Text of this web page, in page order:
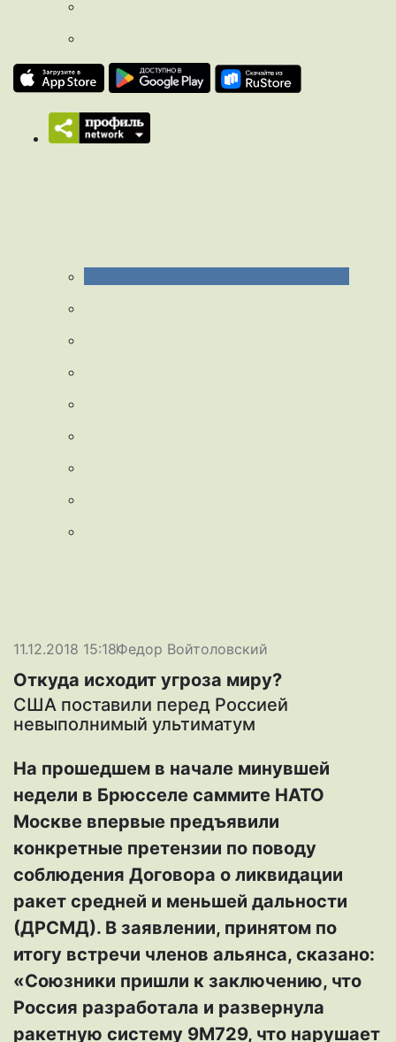
11.12.2018 15:18Федор Войтоловский
Откуда исходит угроза миру?
США поставили перед Россией
невыполнимый ультиматум
На прошедшем в начале минувшей
недели в Брюсселе саммите НАТО
Москве впервые предъявили
конкретные претензии по поводу
соблюдения Договора о ликвидации
ракет средней и меньшей дальности
(ДРСМД). В заявлении, принятом по
итогу встречи членов альянса, сказано:
«Союзники пришли к заключению, что
Россия разработала и развернула
ракетную систему 9М729, что нарушает